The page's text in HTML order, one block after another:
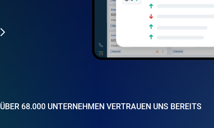
ÜBER 68.000 UNTERNEHMEN VERTRAUEN UNS BEREITS